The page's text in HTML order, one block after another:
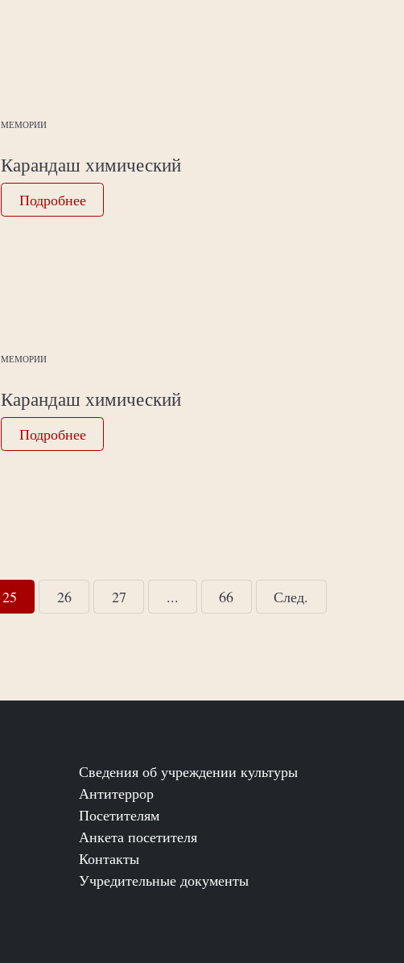
МЕМОРИИ
Карандаш химический
Подробнее
МЕМОРИИ
Карандаш химический
Подробнее
25 26 27 ... 66 След.
Сведения об учреждении культуры
Антитеррор
Посетителям
Анкета посетителя
Контакты
Учредительные документы